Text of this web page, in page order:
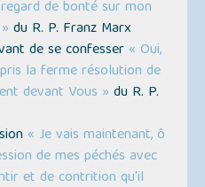
de bonté sur mon
du R. P. Franz Marx
de se confesser « Oui,
la ferme résolution de
devant Vous » du R. P.
« Je vais maintenant, ô
de mes péchés avec
et de contrition qu'il